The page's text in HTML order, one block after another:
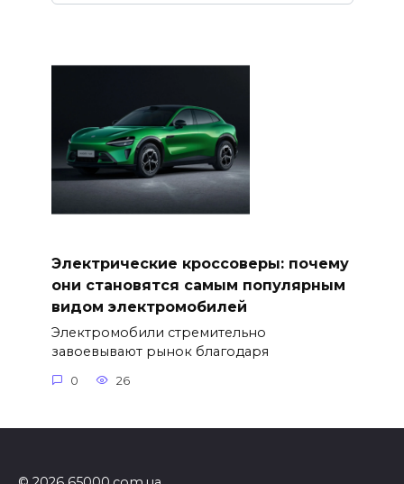
Электрические кроссоверы: почему
они становятся самым популярным
видом электромобилей
Электромобили стремительно
завоевывают рынок благодаря
0 26